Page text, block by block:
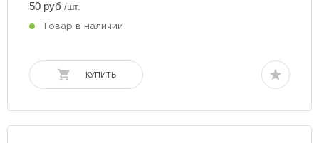
50 руб /шт.
Товар в наличии
КУПИТЬ